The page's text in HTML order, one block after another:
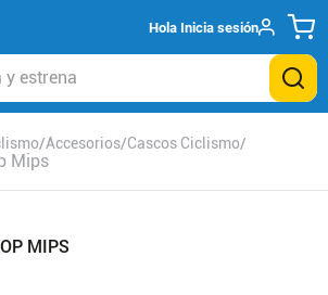
Hola Inicia sesión
Accesorios Cascos Ciclismo
Mips
MIPS